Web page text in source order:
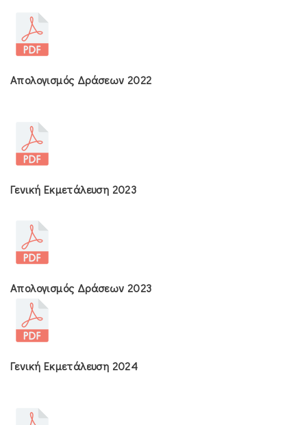
Απολογισμός Δράσεων 2022
Απολογισμός Δράσεων 2023
Γενική Εκμετάλευση 2023
Γενική Εκμετάλευση 2024